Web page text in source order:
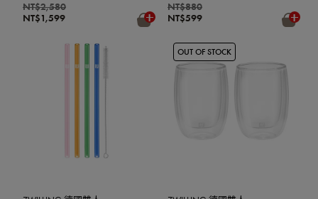
NT$1,599
NT$2,580
NT$599
NT$880
OUT OF STOCK